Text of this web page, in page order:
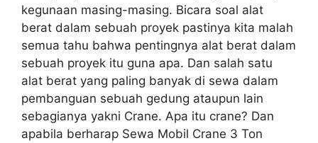
kegunaan masing-masing. Bicara soal alat
berat dalam sebuah proyek pastinya kita malah
semua tahu bahwa pentingnya alat berat dalam
sebuah proyek itu guna apa. Dan salah satu
alat berat yang paling banyak di sewa dalam
pembanguan sebuah gedung ataupun lain
sebagianya yakni Crane. Apa itu crane? Dan
apabila berharap Sewa Mobil Crane 3 Ton